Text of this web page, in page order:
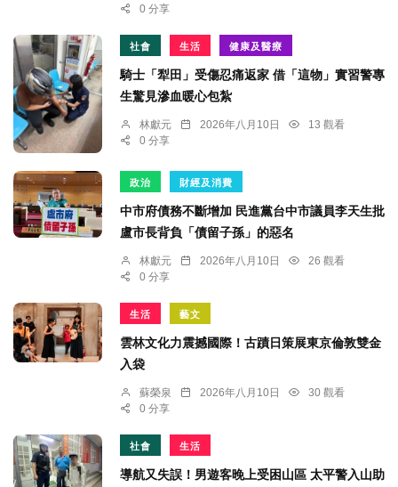
0 分享
社會 生活 健康及醫療
騎士「犁田」受傷忍痛返家 借「這物」實習警專
生驚見滲血暖心包紮
林獻元 2026年八月10日
13 觀看
0 分享
政治 財經及消費
中市府債務不斷增加 民進黨台中市議員李天生批
盧市長背負「債留子孫」的惡名
林獻元 2026年八月10日
26 觀看
0 分享
生活 藝文
雲林文化力震撼國際！古蹟日策展東京倫敦雙金
入袋
蘇榮泉 2026年八月10日
30 觀看
0 分享
社會 生活
導航又失誤！男遊客晚上受困山區 太平警入山助